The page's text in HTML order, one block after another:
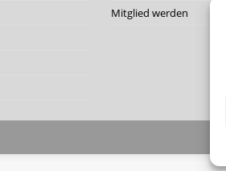
Mitglied werden